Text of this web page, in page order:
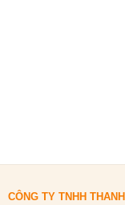
CÔNG TY TNHH